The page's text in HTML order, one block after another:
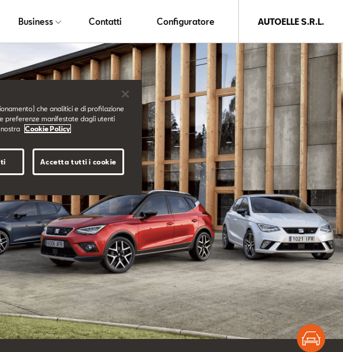
Business Contatti Configuratore AUTOELLE S.R.L.
che analitici e di profilazione
preferenze manifestate dagli utenti
Cookie Policy
Accetta tutti i cookie